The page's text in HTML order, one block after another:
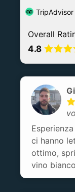
Overall
4.8
ci hanno
ottimo,
vino
prima di